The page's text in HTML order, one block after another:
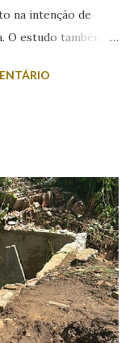
na intenção de
estudo também
o eleitor
ao
com 44,2%,
34,5%. Ricardo
outros somam 3,7%.
souberam ou
brancos e nulos,
mediu a rejeição